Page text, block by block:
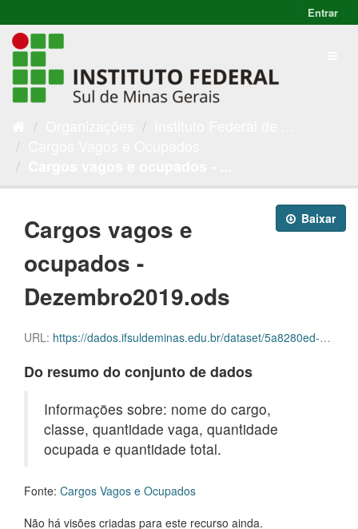
Entrar
Baixar
Cargos vagos e
ocupados -
Dezembro2019.ods
URL: https://dados.ifsuldeminas.edu.br/dataset/5a8280ed-031b-45f2-9623-37aa7026fd68/resource/ffce635a-a9a3-4f9b-8b2c-e3cc13f7f21a/download/cargos-vagos-e-ocupados-dezembro2019.ods
Do resumo do conjunto de dados
Informações sobre: nome do cargo,
classe, quantidade vaga, quantidade
ocupada e quantidade total.
Fonte: Cargos Vagos e Ocupados
Não há visões criadas para este recurso ainda.